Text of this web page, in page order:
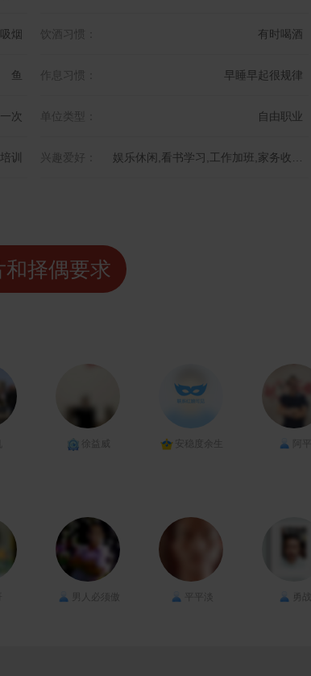
烟 饮酒习惯： 有时喝酒
鱼 作息习惯： 早睡早起很规律
次 单位类型： 自由职业
训 兴趣爱好：
择偶要求
徐益威 安稳度余生
男人必须傲 平平淡 勇战